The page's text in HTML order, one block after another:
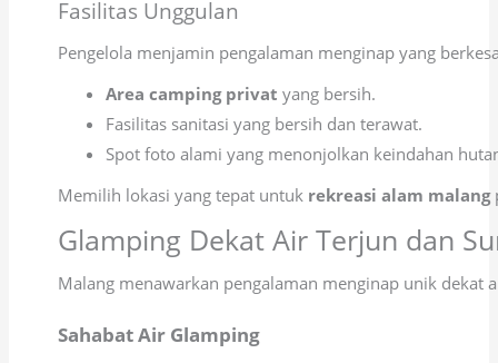
Fasilitas Unggulan
Pengelola menjamin pengalaman menginap yang
Area camping privat yang bersih.
Fasilitas sanitasi yang bersih dan terawat.
Spot foto alami yang menonjolkan keindahan
Memilih lokasi yang tepat untuk rekreasi alam malang
Glamping Dekat Air Terjun dan
Malang menawarkan pengalaman menginap unik dekat
Sahabat Air Glamping